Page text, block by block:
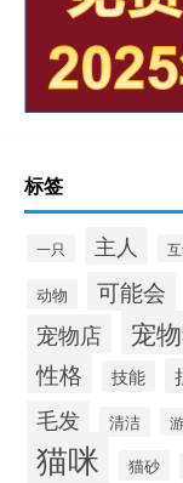
标签
一只 主人
动物 可能会
宠物店 宠
性格 技能
毛发 清洁
猫咪 猫砂